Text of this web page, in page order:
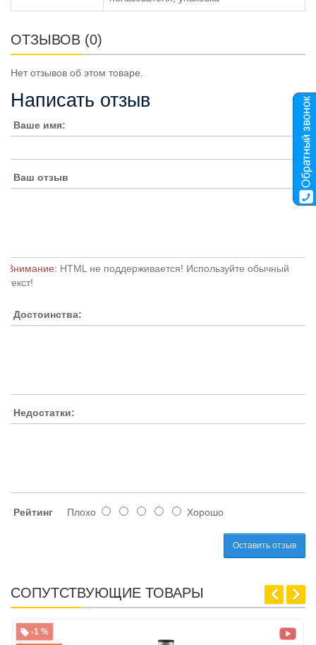
ОТЗЫВОВ (0)
Нет отзывов об этом товаре.
Написать отзыв
Ваше имя:
Ваш отзыв
Внимание: HTML не поддерживается! Используйте обычный
текст!
Достоинства:
Недостатки:
Рейтинг Плохо Хорошо
Оставить отзыв
СОПУТСТВУЮЩИЕ ТОВАРЫ
-1 %